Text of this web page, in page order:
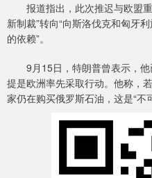
报道指出，此次推迟与欧盟
新制裁”转向“向斯洛伐克和匈牙
的依赖”。
9月15日，特朗普曾表示，他
提是欧洲率先采取行动。他称，
家仍在购买俄罗斯石油，这是“不